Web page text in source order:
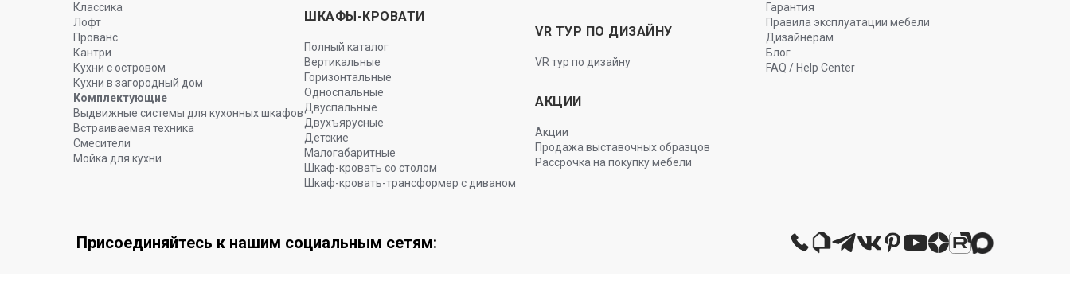
Классика
Лофт
Прованс
Кантри
Кухни с островом
Кухни в загородный дом
Комплектующие
Выдвижные системы для кухонных шкафов
Встраиваемая техника
Смесители
Мойка для кухни
ШКАФЫ-КРОВАТИ
Полный каталог
Вертикальные
Горизонтальные
Односпальные
Двуспальные
Двухъярусные
Детские
Малогабаритные
Шкаф-кровать со столом
Шкаф-кровать-трансформер с диваном
VR ТУР ПО ДИЗАЙНУ
VR тур по дизайну
АКЦИИ
Акции
Продажа выставочных образцов
Рассрочка на покупку мебели
Гарантия
Правила эксплуатации мебели
Дизайнерам
Блог
FAQ / Help Center
Присоединяйтесь к нашим социальным сетям: